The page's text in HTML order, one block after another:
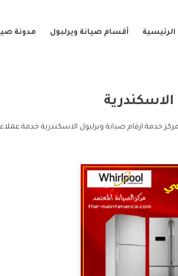
الرئيسية أقسام صيانة ويرلبول مدونة
الاسكندرية
خدمة ارقام صيانة ويرلبول الاسكندرية خدمة